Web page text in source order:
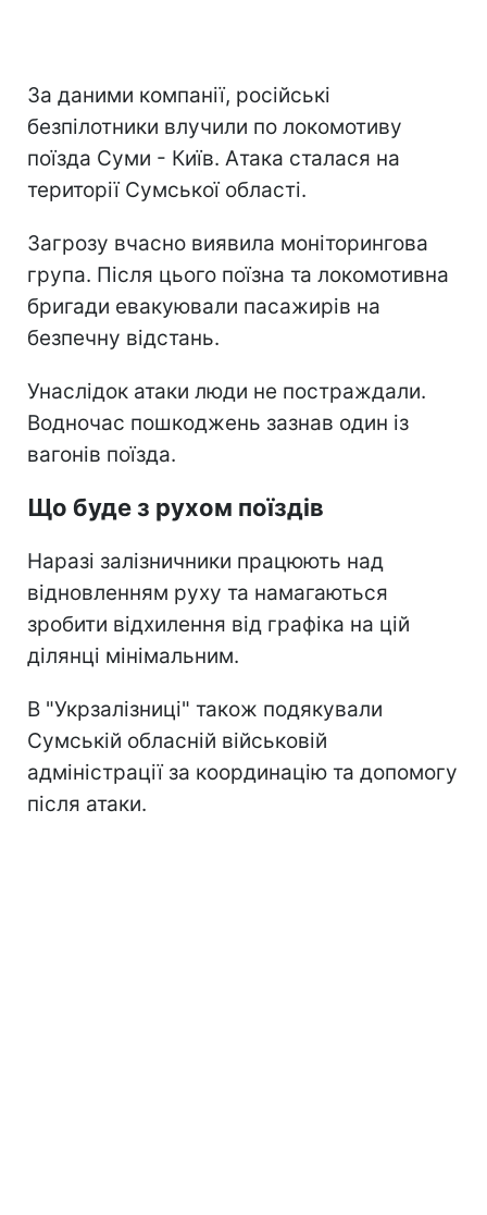
За даними компанії, російські
безпілотники влучили по локомотиву
поїзда Суми - Київ. Атака сталася на
території Сумської області.
Загрозу вчасно виявила моніторингова
група. Після цього поїзна та локомотивна
бригади евакуювали пасажирів на
безпечну відстань.
Унаслідок атаки люди не постраждали.
Водночас пошкоджень зазнав один із
вагонів поїзда.
Що буде з рухом поїздів
Наразі залізничники працюють над
відновленням руху та намагаються
зробити відхилення від графіка на цій
ділянці мінімальним.
В "Укрзалізниці" також подякували
Сумській обласній військовій
адміністрації за координацію та допомогу
після атаки.